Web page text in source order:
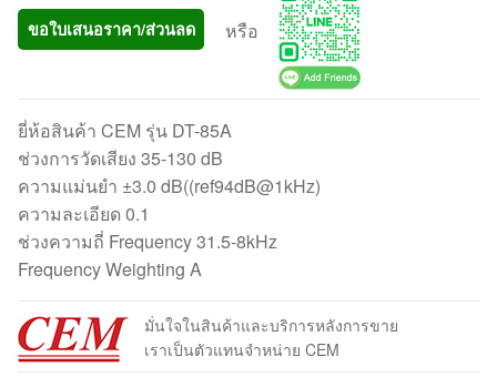
ขอใบเสนอราคา/ส่วนลด หรือ
ยี่ห้อสินค้า CEM รุ่น DT-85A
ช่วงการวัดเสียง 35-130 dB
ความแม่นยำ ±3.0 dB((ref94dB@1kHz)
ความละเอียด 0.1
ช่วงความถี่ Frequency 31.5-8kHz
Frequency Weighting A
มั่นใจในสินค้าและบริการหลังการขาย
เราเป็นตัวแทนจำหน่าย CEM